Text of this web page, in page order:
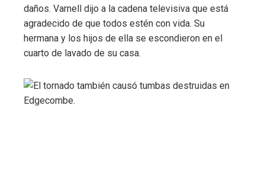
daños. Varnell dijo a la cadena televisiva que está
agradecido de que todos estén con vida. Su
hermana y los hijos de ella se escondieron en el
cuarto de lavado de su casa.